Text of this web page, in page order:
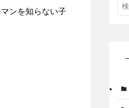
ンを知らない子